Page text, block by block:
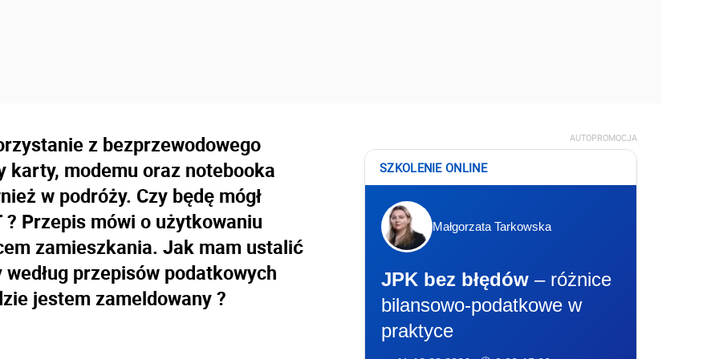
z bezprzewodowego
karty, modemu oraz notebooka
w podróży. Czy będę mógł
Przepis mówi o użytkowaniu
zamieszkania. Jak mam ustalić
przepisów podatkowych
jestem zameldowany ?
AUTOPROMOCJA
SZKOLENIE ONLINE
Małgorzata Tarkowska
JPK bez błędów – różnice
bilansowo-podatkowe w
praktyce